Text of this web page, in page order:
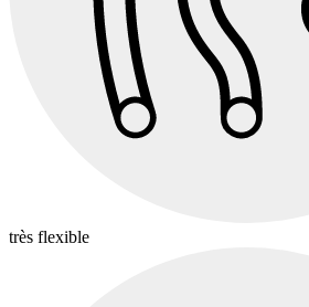
très flexible